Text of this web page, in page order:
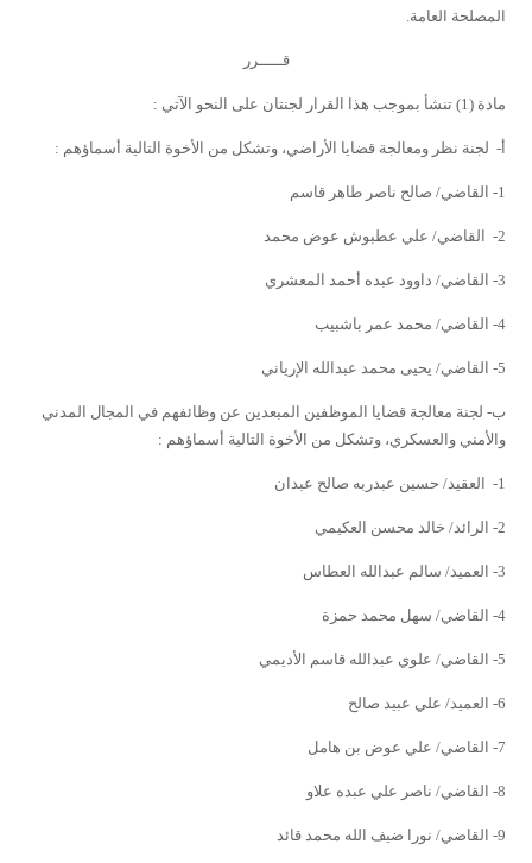
المصلحة العامة.
قـــــرر
مادة (1) تنشأ بموجب هذا القرار لجنتان على النحو الآتي :
أ- لجنة نظر ومعالجة قضايا الأراضي، وتشكل من الأخوة التالية أسماؤهم :
1- القاضي/ صالح ناصر طاهر قاسم
2- القاضي/ علي عطبوش عوض محمد
3- القاضي/ داوود عبده أحمد المعشري
4- القاضي/ محمد عمر باشبيب
5- القاضي/ يحيى محمد عبدالله الإرياني
ب- لجنة معالجة قضايا الموظفين المبعدين عن وظائفهم في المجال المدني
والأمني والعسكري، وتشكل من الأخوة التالية أسماؤهم :
1- العقيد/ حسين عبدربه صالح عبدان
2- الرائد/ خالد محسن العكيمي
3- العميد/ سالم عبدالله العطاس
4- القاضي/ سهل محمد حمزة
5- القاضي/ علوي عبدالله قاسم الأديمي
6- العميد/ علي عبيد صالح
7- القاضي/ علي عوض بن هامل
8- القاضي/ ناصر علي عبده علاو
9- القاضي/ نورا ضيف الله محمد قائد